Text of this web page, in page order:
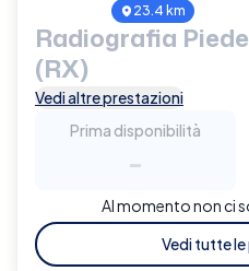
23.4 km
Radiografia
(RX)
Vedi altre prestazioni
Prima disponibilità
-
Al momento non ci
Vedi tutte